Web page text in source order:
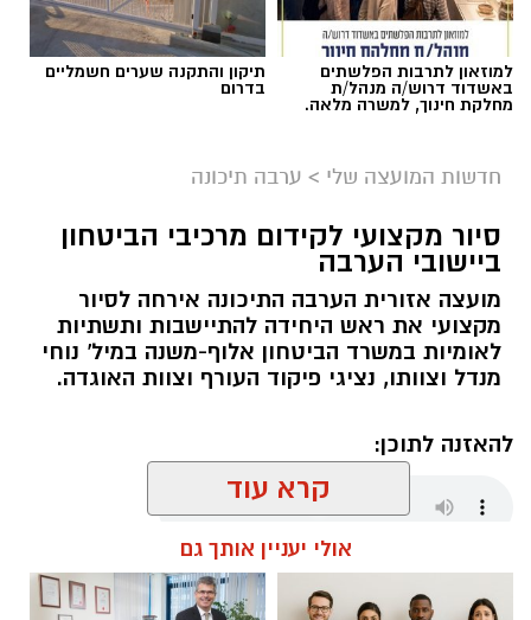
למוזאון לתרבות הפלשתים
באשדוד דרוש/ה מנהל/ת
מחלקת חינוך, למשרה מלאה.
תיקון והתקנה שערים חשמליים
בדרום
חדשות המועצה שלי > ערבה תיכונה
סיור מקצועי לקידום מרכיבי הביטחון
ביישובי הערבה
מועצה אזורית הערבה התיכונה אירחה לסיור
מקצועי את ראש היחידה להתיישבות ותשתיות
לאומיות במשרד הביטחון אלוף-משנה במיל' נוחי
מנדל וצוותו, נציגי פיקוד העורף וצוות האוגדה.
להאזנה לתוכן:
אלדה נתנאל / 17:28 09.08.26
קרא עוד
אולי יעניין אותך גם